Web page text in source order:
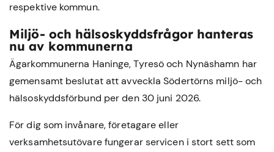
respektive kommun.
Miljö- och hälsoskyddsfrågor hanteras
nu av kommunerna
Ägarkommunerna Haninge, Tyresö och Nynäshamn har
gemensamt beslutat att avveckla Södertörns miljö- och
hälsoskyddsförbund per den 30 juni 2026.
För dig som invånare, företagare eller
verksamhetsutövare fungerar servicen i stort sett som